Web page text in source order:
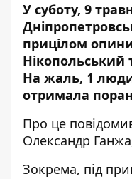
У суботу, 9
прицілом
Нікопольський
На жаль, 1
отримала
Про це
Олександр
Зокрема, під